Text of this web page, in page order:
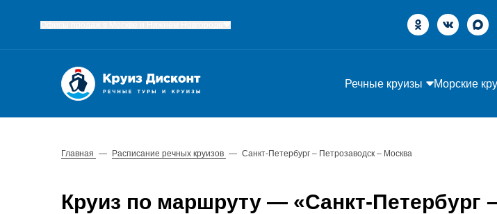
Речные круизы Морские
Главная — Расписание речных круизов — Санкт-Петербург – Петрозаводск – Москва
Круиз по маршруту — «Санкт-Петербург